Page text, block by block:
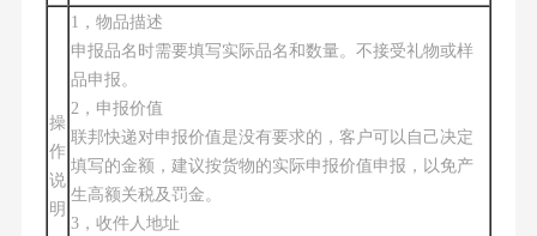
操
作
说
明
1，物品描述
申报品名时需要填写实际品名和数量。不接受礼物或样
品申报。
2，申报价值
联邦快递对申报价值是没有要求的，客户可以自己决定
填写的金额，建议按货物的实际申报价值申报，以免产
生高额关税及罚金。
3，收件人地址